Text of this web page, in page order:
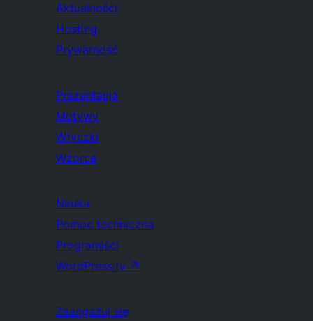
Aktualności
Hosting
Prywatność
Prezentacja
Motywy
Wtyczki
Wzorce
Nauka
Pomoc techniczna
Programiści
WordPress.tv ↗
Zaangażuj się